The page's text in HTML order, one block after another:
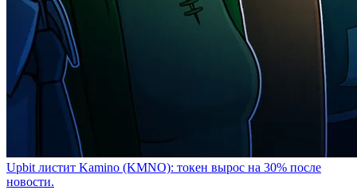
Upbit листит Kamino (KMNO): токен вырос на 30% после
новости.